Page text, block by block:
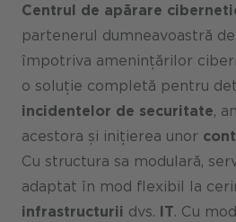
Centrul de apărare
partenerul dumneavoastră
împotriva amenințărilor
o soluție completă pentru
incidentelor de securitate,
acestora și inițierea unor
Cu structura sa modulară,
adaptat în mod flexibil la
infrastructurii dvs. IT. Cu